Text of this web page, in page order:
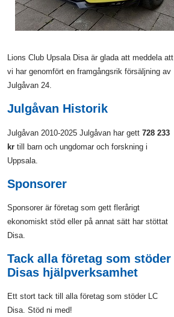
Lions Club Upsala Disa är glada att meddela att
vi har genomfört en framgångsrik försäljning av
Julgåvan 24.
Julgåvan Historik
Julgåvan 2010-2025 Julgåvan har gett728 233
krtill barn och ungdomar och forskning i
Uppsala.
Sponsorer
Sponsorer är företag som gett flerårigt
ekonomiskt stöd eller på annat sätt har stöttat
Disa.
Tack alla företag som stöder
Disas hjälpverksamhet
Ett stort tack till alla företag som stöder LC
Disa. Stöd ni med!